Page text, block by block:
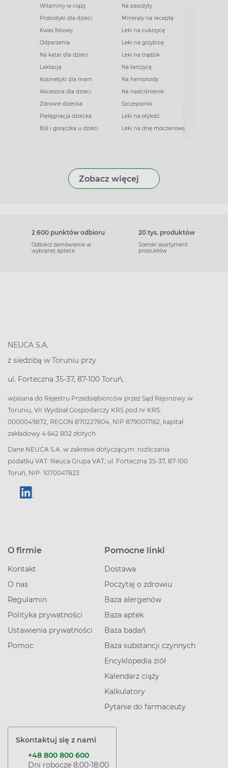
Witaminy w ciąży
Probiotyki dla dzieci
Kwas foliowy
Odparzenia
Na katar dla dzieci
Laktacja
Kosmetyki dla mam
Akcesoria dla dzieci
Zdrowie dziecka
Pielęgnacja dziecka
Ból i gorączka u dzieci
Na pasożyty
Minerały na receptę
Leki na cukrzycę
Leki na grzybicę
Leki na trądzik
Na tarczycę
Na hemoroidy
Na nadciśnienie
Szczepionki
Leki na otyłość
Leki na dnę moczanową
Zobacz więcej
2 600 punktów odbioru
Odbierz zamówienie w
wybranej aptece
20 tys. produktów
Szeroki asortyment
produktów
NEUCA S.A.
z siedzibą w Toruniu przy
ul. Forteczna 35-37, 87-100 Toruń,
wpisana do Rejestru Przedsiębiorców przez Sąd Rejonowy w
Toruniu, VII Wydział Gospodarczy KRS pod nr KRS:
0000049872, REGON 870227804, NIP 8790017162, kapitał
zakładowy 4 642 802 złotych.
Dane NEUCA S.A. w zakresie dotyczącym: rozliczania
podatku VAT: Neuca Grupa VAT, ul. Forteczna 35-37, 87-100
Toruń, NIP: 1070047823
O firmie
Kontakt
O nas
Regulamin
Polityka prywatności
Ustawienia prywatności
Pomoc
Pomocne linki
Dostawa
Poczytaj o zdrowiu
Baza alergenów
Baza aptek
Baza badań
Baza substancji czynnych
Encyklopedia ziół
Kalendarz ciąży
Kalkulatory
Pytanie do farmaceuty
Skontaktuj się z nami
+48 800 800 600
Dni robocze 8:00-18:00